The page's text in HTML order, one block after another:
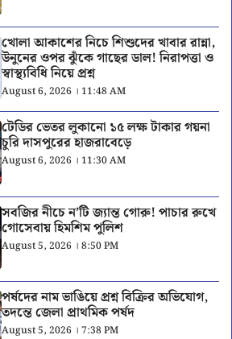
খোলা আকাশের নিচে শিশুদের খাবার রান্না,
উনুনের ওপর ঝুঁকে গাছের ডাল! নিরাপত্তা ও
স্বাস্থ্যবিধি নিয়ে প্রশ্ন
August 6, 2026 । 11:48 AM
টেডির ভেতর লুকানো ১৫ লক্ষ টাকার গয়না
চুরি দাসপুরের হাজরাবেড়ে
August 6, 2026 । 11:30 AM
সবজির নীচে ন’টি জ্যান্ত গোরু! পাচার রুখে
গোসেবায় হিমশিম পুলিশ
August 5, 2026 । 8:50 PM
পর্ষদের নাম ভাঙিয়ে প্রশ্ন বিক্রির অভিযোগ,
তদন্তে জেলা প্রাথমিক পর্ষদ
August 5, 2026 । 7:38 PM